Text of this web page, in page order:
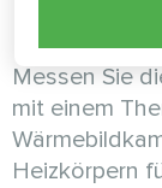
Messen Sie
mit einem
Heizkörpern